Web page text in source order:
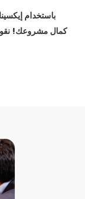
باستخدام
كمال مشروعك!